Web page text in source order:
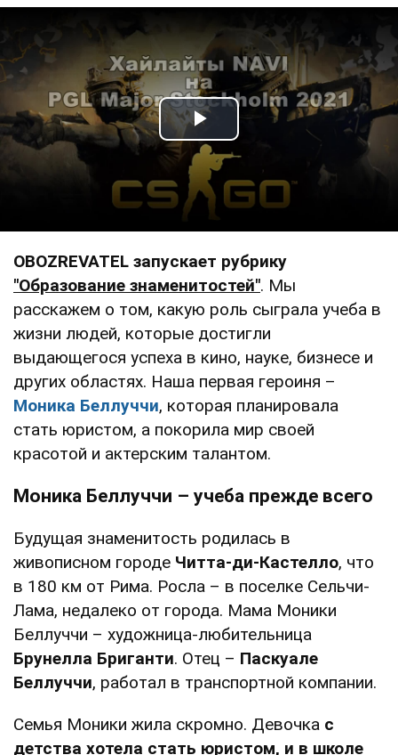
Play Video
OBOZREVATEL запускает рубрику
"Образование знаменитостей". Мы
расскажем о том, какую роль сыграла учеба в
жизни людей, которые достигли
выдающегося успеха в кино, науке, бизнесе и
других областях. Наша первая героиня –
Моника Беллуччи, которая планировала
стать юристом, а покорила мир своей
красотой и актерским талантом.
Моника Беллуччи – учеба прежде всего
Будущая знаменитость родилась в
живописном городе Читта-ди-Кастелло, что
в 180 км от Рима. Росла – в поселке Сельчи-
Лама, недалеко от города. Мама Моники
Беллуччи – художница-любительница
Брунелла Бриганти. Отец – Паскуале
Беллуччи, работал в транспортной компании.
Семья Моники жила скромно. Девочка с
детства хотела стать юристом, и в школе